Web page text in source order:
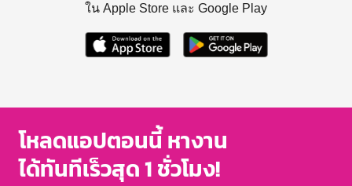
ใน Apple Store และ Google Play
โหลดแอปตอนนี้ หางาน
ได้ทันทีเร็วสุด 1 ชั่วโมง!